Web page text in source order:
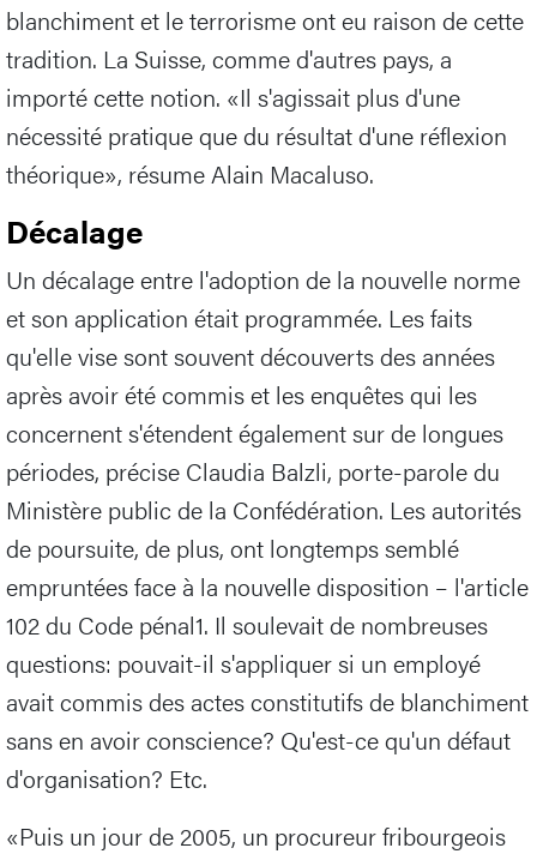
blanchiment et le terrorisme ont eu raison de cette
tradition. La Suisse, comme d'autres pays, a
importé cette notion. «Il s'agissait plus d'une
nécessité pratique que du résultat d'une réflexion
théorique», résume Alain Macaluso.
Décalage
Un décalage entre l'adoption de la nouvelle norme
et son application était programmée. Les faits
qu'elle vise sont souvent découverts des années
après avoir été commis et les enquêtes qui les
concernent s'étendent également sur de longues
périodes, précise Claudia Balzli, porte-parole du
Ministère public de la Confédération. Les autorités
de poursuite, de plus, ont longtemps semblé
empruntées face à la nouvelle disposition – l'article
102 du Code pénal1. Il soulevait de nombreuses
questions: pouvait-il s'appliquer si un employé
avait commis des actes constitutifs de blanchiment
sans en avoir conscience? Qu'est-ce qu'un défaut
d'organisation? Etc.
«Puis un jour de 2005, un procureur fribourgeois